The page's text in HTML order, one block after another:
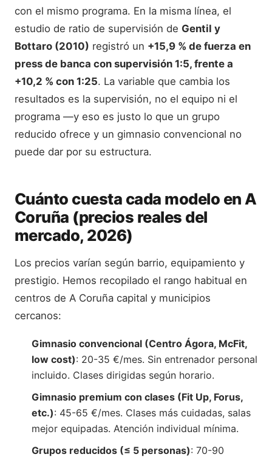
con el mismo programa. En la misma línea, el
estudio de ratio de supervisión de Gentil y
Bottaro (2010) registró un +15,9 % de fuerza en
press de banca con supervisión 1:5, frente a
+10,2 % con 1:25. La variable que cambia los
resultados es la supervisión, no el equipo ni el
programa —y eso es justo lo que un grupo
reducido ofrece y un gimnasio convencional no
puede dar por su estructura.
Cuánto cuesta cada modelo en A
Coruña (precios reales del
mercado, 2026)
Los precios varían según barrio, equipamiento y
prestigio. Hemos recopilado el rango habitual en
centros de A Coruña capital y municipios
cercanos:
Gimnasio convencional (Centro Ágora, McFit,
low cost): 20-35 €/mes. Sin entrenador personal
incluido. Clases dirigidas según horario.
Gimnasio premium con clases (Fit Up, Forus,
etc.): 45-65 €/mes. Clases más cuidadas, salas
mejor equipadas. Atención individual mínima.
Grupos reducidos (≤ 5 personas): 70-90